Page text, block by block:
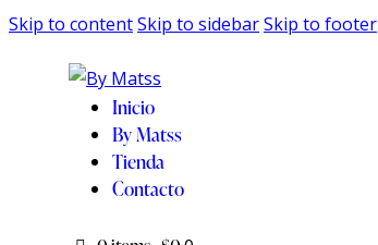
Skip to contentSkip to sidebarSkip to footer
Inicio
By Matss
Tienda
Contacto